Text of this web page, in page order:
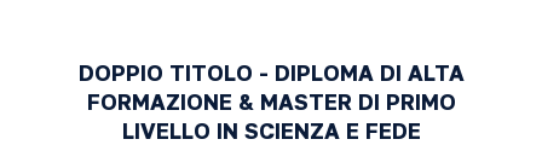
DOPPIO TITOLO - DIPLOMA DI ALTA
FORMAZIONE & MASTER DI PRIMO
LIVELLO IN SCIENZA E FEDE